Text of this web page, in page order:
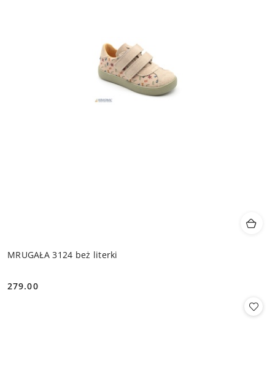
MRUGAŁA 3124 beż literki
Cena:
279.00